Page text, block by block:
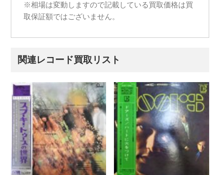
※相場は変動しますので記載している買取価格は買
取保証額ではございません。
関連レコード買取リスト